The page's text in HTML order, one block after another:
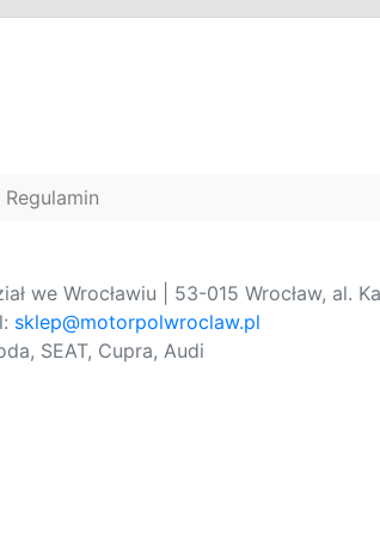
Regulamin
we Wrocławiu | 53-015 Wrocław, al.
sklep@motorpolwroclaw.pl
SEAT, Cupra, Audi